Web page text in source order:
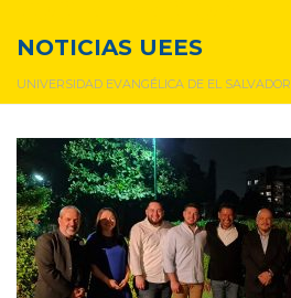
NOTICIAS UEES
UNIVERSIDAD EVANGÉLICA DE EL SALVADOR